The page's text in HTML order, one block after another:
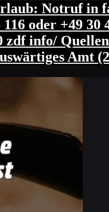
Notruf in
oder +49
zdf info/
Amt